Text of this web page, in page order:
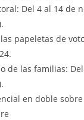
Del 4 al 14 de
papeletas de
de las familias:
en doble